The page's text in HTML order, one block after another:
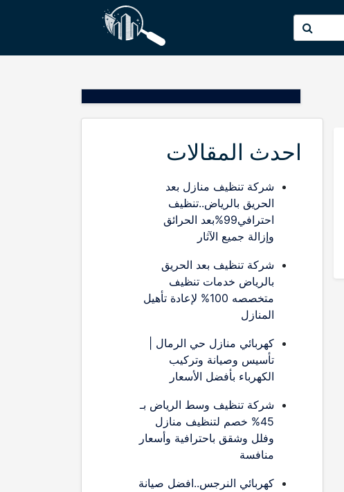
عن:
احدث المقالات
شركة تنظيف منازل بعد
الحريق بالرياض..تنظيف
احترافي99%بعد الحرائق
وإزالة جميع الآثار
شركة تنظيف بعد الحريق
بالرياض خدمات تنظيف
متخصصه 100% لإعادة تأهيل
المنازل
كهربائي منازل حي الرمال |
تأسيس وصيانة وتركيب
الكهرباء بأفضل الأسعار
شركة تنظيف وسط الرياض بـ
45% خصم لتنظيف منازل
وفلل وشقق باحترافية وأسعار
منافسة
كهربائي النرجس..افضل صيانة